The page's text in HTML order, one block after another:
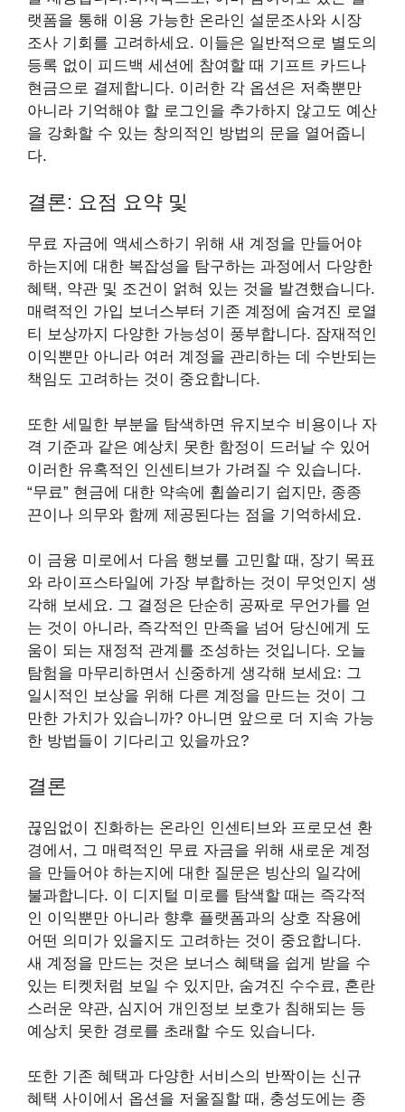
랫폼을 통해 이용 가능한 온라인 설문조사와 시장
조사 기회를 고려하세요. 이들은 일반적으로 별도의
등록 없이 피드백 세션에 참여할 때 기프트 카드나
현금으로 결제합니다. 이러한 각 옵션은 저축뿐만
아니라 기억해야 할 로그인을 추가하지 않고도 예산
을 강화할 수 있는 창의적인 방법의 문을 열어줍니
다.
결론: 요점 요약 및
무료 자금에 액세스하기 위해 새 계정을 만들어야
하는지에 대한 복잡성을 탐구하는 과정에서 다양한
혜택, 약관 및 조건이 얽혀 있는 것을 발견했습니다.
매력적인 가입 보너스부터 기존 계정에 숨겨진 로열
티 보상까지 다양한 가능성이 풍부합니다. 잠재적인
이익뿐만 아니라 여러 계정을 관리하는 데 수반되는
책임도 고려하는 것이 중요합니다.
또한 세밀한 부분을 탐색하면 유지보수 비용이나 자
격 기준과 같은 예상치 못한 함정이 드러날 수 있어
이러한 유혹적인 인센티브가 가려질 수 있습니다.
“무료” 현금에 대한 약속에 휩쓸리기 쉽지만, 종종
끈이나 의무와 함께 제공된다는 점을 기억하세요.
이 금융 미로에서 다음 행보를 고민할 때, 장기 목표
와 라이프스타일에 가장 부합하는 것이 무엇인지 생
각해 보세요. 그 결정은 단순히 공짜로 무언가를 얻
는 것이 아니라, 즉각적인 만족을 넘어 당신에게 도
움이 되는 재정적 관계를 조성하는 것입니다. 오늘
탐험을 마무리하면서 신중하게 생각해 보세요: 그
일시적인 보상을 위해 다른 계정을 만드는 것이 그
만한 가치가 있습니까? 아니면 앞으로 더 지속 가능
한 방법들이 기다리고 있을까요?
결론
끊임없이 진화하는 온라인 인센티브와 프로모션 환
경에서, 그 매력적인 무료 자금을 위해 새로운 계정
을 만들어야 하는지에 대한 질문은 빙산의 일각에
불과합니다. 이 디지털 미로를 탐색할 때는 즉각적
인 이익뿐만 아니라 향후 플랫폼과의 상호 작용에
어떤 의미가 있을지도 고려하는 것이 중요합니다.
새 계정을 만드는 것은 보너스 혜택을 쉽게 받을 수
있는 티켓처럼 보일 수 있지만, 숨겨진 수수료, 혼란
스러운 약관, 심지어 개인정보 보호가 침해되는 등
예상치 못한 경로를 초래할 수도 있습니다.
또한 기존 혜택과 다양한 서비스의 반짝이는 신규
혜택 사이에서 옵션을 저울질할 때, 충성도에는 종